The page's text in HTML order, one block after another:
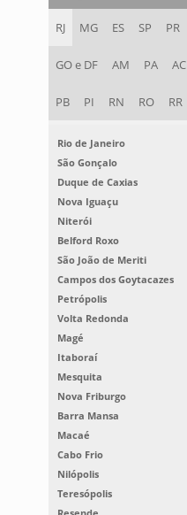
RJ MG ES SP PR
GO e DF AM PA AC
PB PI RN RO RR
Rio de Janeiro
São Gonçalo
Duque de Caxias
Nova Iguaçu
Niterói
Belford Roxo
São João de Meriti
Campos dos Goytacazes
Petrópolis
Volta Redonda
Magé
Itaboraí
Mesquita
Nova Friburgo
Barra Mansa
Macaé
Cabo Frio
Nilópolis
Teresópolis